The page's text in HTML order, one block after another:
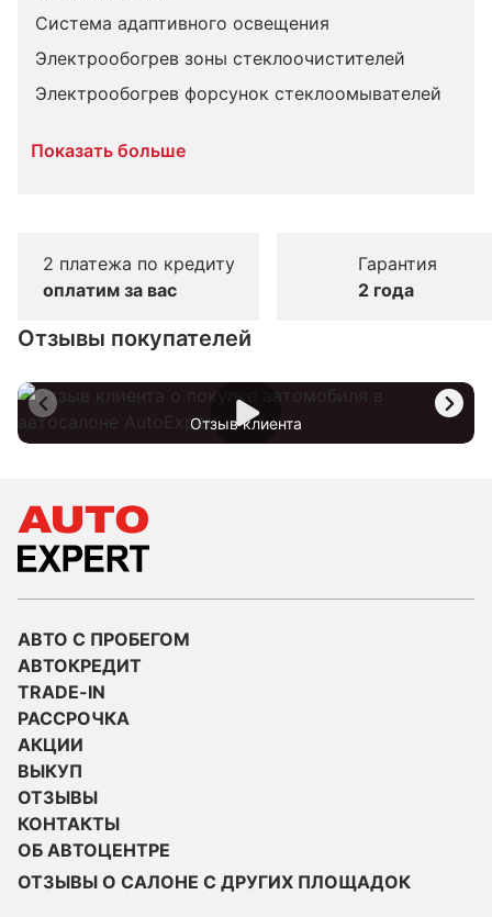
Система адаптивного освещения
Электрообогрев зоны стеклоочистителей
Электрообогрев форсунок стеклоомывателей
Показать больше
2 платежа по кредиту
оплатим за вас
Гарантия
2 года
Отзывы покупателей
Отзыв клиента
АВТО С ПРОБЕГОМ
АВТОКРЕДИТ
TRADE-IN
РАССРОЧКА
АКЦИИ
ВЫКУП
ОТЗЫВЫ
КОНТАКТЫ
ОБ АВТОЦЕНТРЕ
ОТЗЫВЫ О САЛОНЕ С ДРУГИХ ПЛОЩАДОК